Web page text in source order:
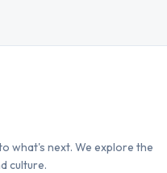
what's next. We explore the
culture.